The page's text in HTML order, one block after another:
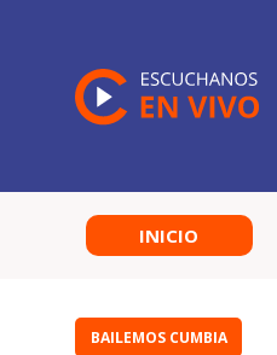
INICIO
BAILEMOS CUMBIA